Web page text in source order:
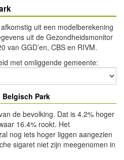
uit een modelberekening
uit de Gezondheidsmonitor
van GGD’en, CBS en RIVM.
met omliggende gemeente:
Park
de bevolking. Dat is 4.2% hoger
16.4% rookt. Het
nog iets hoger liggen aangezien
sigaret niet zijn meegenomen in